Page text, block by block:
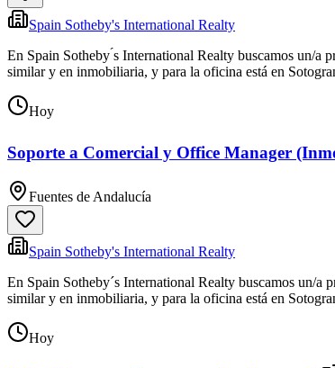
Spain Sotheby's International Realty
En Spain Sotheby ́s International Realty buscamos un/a
similar y en inmobiliaria, y para la oficina está en
Hoy
Soporte a Comercial y Office Manager
Fuentes de Andalucía
Spain Sotheby's International Realty
En Spain Sotheby´s International Realty buscamos un/
similar y en inmobiliaria, y para la oficina está en
Hoy